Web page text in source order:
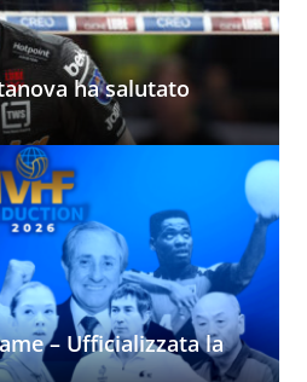
ha salutato
– Ufficializzata la